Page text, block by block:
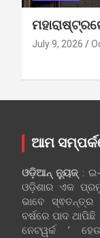
July 9, 2026
ଆମ
ଓଡ଼ିଆନ୍‍ ନ୍ୟୁଜ୍‍: ଇ-
ଓଡ଼ିଶାର ଏକ
ଭାବେ
ବର୍ଷରେ ପାଦ
ନେଟୱର୍କ ’